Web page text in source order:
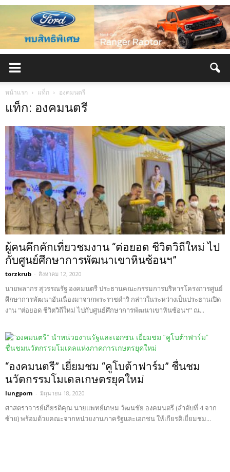
หน้าแรก แท็ก องคมนตรี
แท็ก: องคมนตรี
ผู้คนคึกคักเที่ยวชมงาน “ต่อยอด ชีวิตวิถีใหม่ ไป
กับศูนย์ศึกษาการพัฒนาเขาหินซ้อนฯ”
torzkrub - สิงหาคม 12, 2020
นายพลากร สุวรรณรัฐ องคมนตรี ประธานคณะกรรมการบริหารโครงการศูนย์
ศึกษาการพัฒนาอันเนื่องมาจากพระราชดำริ กล่าวในระหว่างเป็นประธานเปิด
งาน "ต่อยอด ชีวิตวิถีใหม่ ไปกับศูนย์ศึกษาการพัฒนาเขาหินซ้อนฯ" ณ...
“องคมนตรี” เยี่ยมชม “คูโบต้าฟาร์ม” ชื่นชม
นวัตกรรมโมเดลเกษตรยุคใหม่
lungporn - มิถุนายน 18, 2020
ศาสตราจารย์เกียรติคุณ นายแพทย์เกษม วัฒนชัย องคมนตรี (ลำดับที่ 4 จาก
ซ้าย) พร้อมด้วยคณะจากหน่วยงานภาครัฐและเอกชน ให้เกียรติเยี่ยมชม...